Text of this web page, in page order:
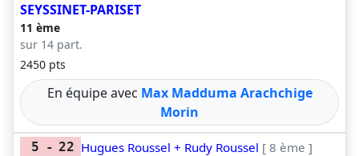
SEYSSINET-PARISET
11 ème
sur 14 part.
2450 pts
En équipe avec Max Madduma Arachchige
Morin
5 - 22 Hugues Roussel + Rudy Roussel [ 8 ème ]